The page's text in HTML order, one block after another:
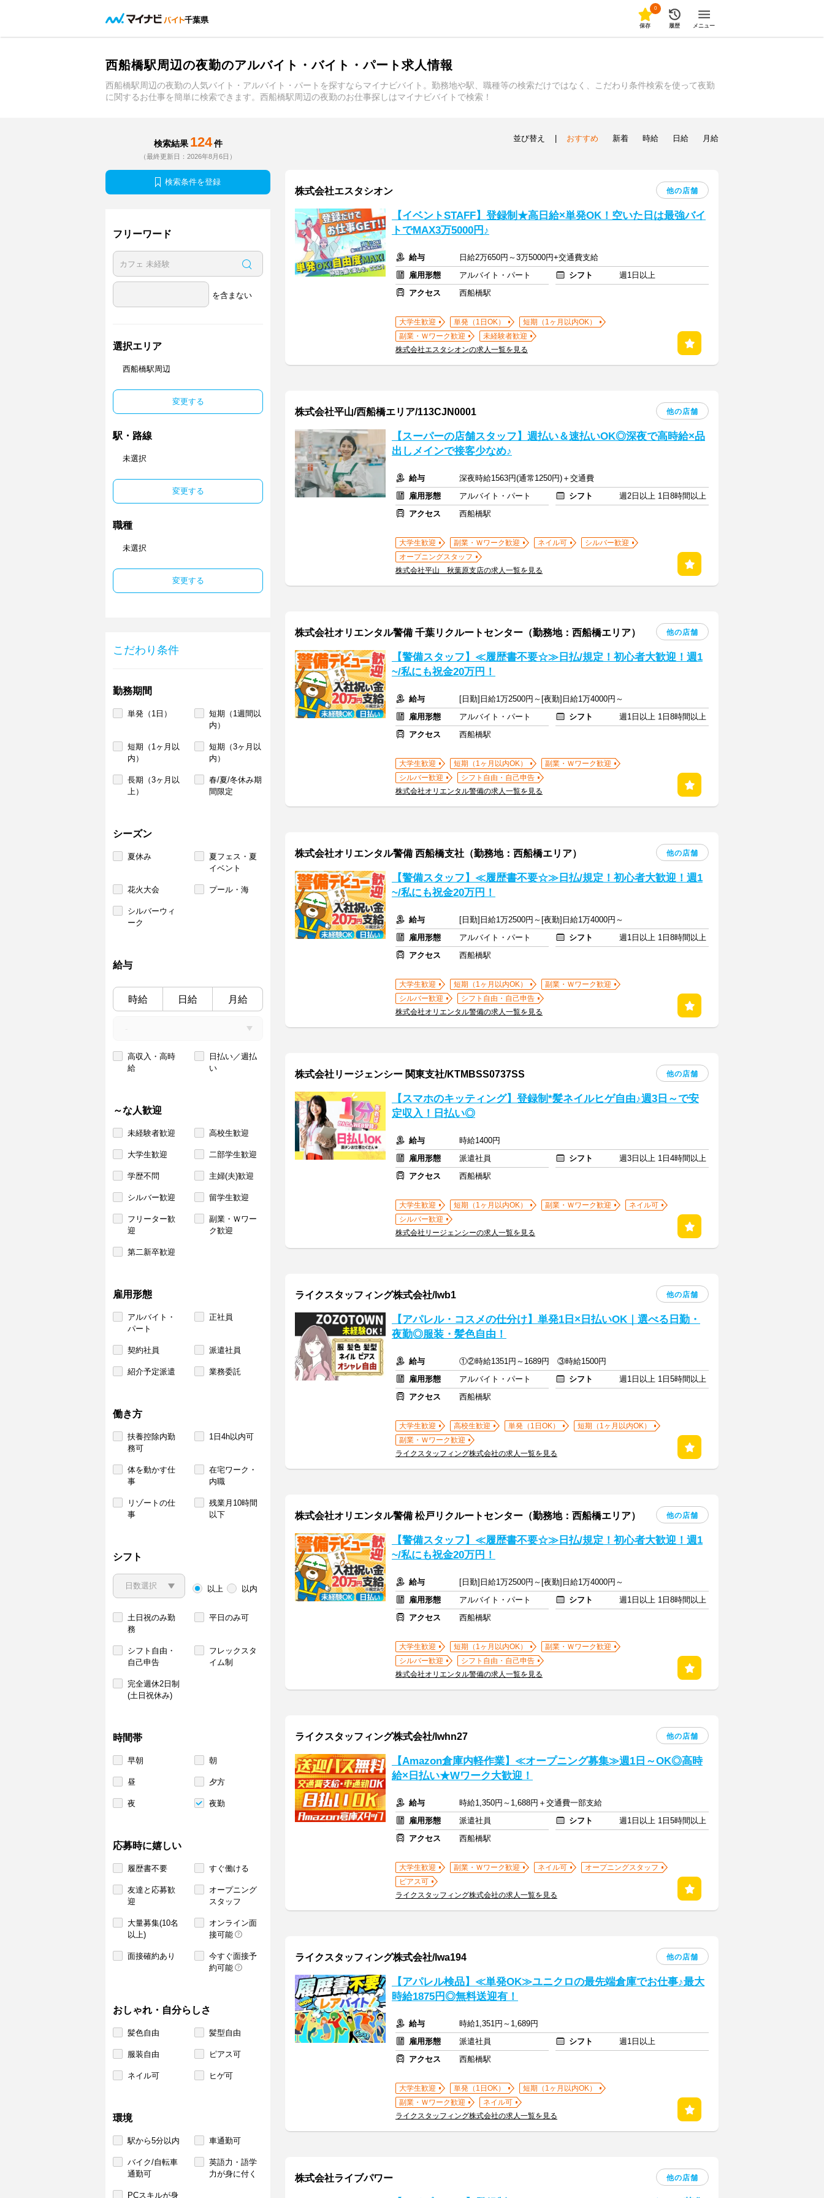
千葉県
0
保存 履歴 メニュー
西船橋駅周辺の夜勤のアルバイト・バイト・パート求人情報
西船橋駅周辺の夜勤の人気バイト・アルバイト・パートを探すならマイナビバイト。勤務地や駅、職種等の検索だけではなく、こだわり条件検索を使って夜勤
に関するお仕事を簡単に検索できます。西船橋駅周辺の夜勤のお仕事探しはマイナビバイトで検索！
検索結果 124 件
（最終更新日：2026年8月6日）
検索条件を登録
フリーワード
を含まない
選択エリア
西船橋駅周辺
変更する
駅・路線
未選択
変更する
職種
未選択
変更する
こだわり条件
勤務期間
単発（1日）
短期（1週間以
内）
短期（1ヶ月以
内）
短期（3ヶ月以
内）
長期（3ヶ月以
上）
春/夏/冬休み期
間限定
シーズン
夏休み
夏フェス・夏
イベント
花火大会 プール・海
シルバーウィ
ーク
給与
時給 日給 月給
高収入・高時
給
日払い／週払
い
～な人歓迎
未経験者歓迎 高校生歓迎
大学生歓迎 二部学生歓迎
学歴不問 主婦(夫)歓迎
シルバー歓迎 留学生歓迎
フリーター歓
迎
副業・Ｗワー
ク歓迎
第二新卒歓迎
雇用形態
アルバイト・
パート
正社員
契約社員 派遣社員
紹介予定派遣 業務委託
働き方
扶養控除内勤
務可
1日4h以内可
体を動かす仕
事
在宅ワーク・
内職
リゾートの仕
事
残業月10時間
以下
シフト
以上 以内
土日祝のみ勤
務
平日のみ可
シフト自由・
自己申告
フレックスタ
イム制
完全週休2日制
(土日祝休み)
時間帯
早朝 朝
昼 夕方
夜 夜勤
応募時に嬉しい
履歴書不要 すぐ働ける
友達と応募歓
迎
オープニング
スタッフ
大量募集(10名
以上)
オンライン面
接可能
面接確約あり
今すぐ面接予
約可能
おしゃれ・自分らしさ
髪色自由 髪型自由
服装自由 ピアス可
ネイル可 ヒゲ可
環境
駅から5分以内 車通勤可
バイク/自転車
通勤可
英語力・語学
力が身に付く
PCスキルが身
並び替え おすすめ 新着 時給 日給 月給
株式会社エスタシオン 他の店舗
【イベントSTAFF】登録制★高日給×単発OK！空いた日は最強バイ
トでMAX3万5000円♪
給与
日給2万650円～3万5000円+交通費支給
雇用形態
アルバイト・パート シフト
週1日以上
アクセス
西船橋駅
大学生歓迎 単発（1日OK）
短期（1ヶ月以内OK）
副業・Ｗワーク歓迎
未経験者歓迎
株式会社エスタシオンの求人一覧を見る
株式会社平山/西船橋エリア/113CJN0001 他の店舗
【スーパーの店舗スタッフ】週払い＆速払いOK◎深夜で高時給×品
出しメインで接客少なめ♪
給与
深夜時給1563円(通常1250円)＋交通費
雇用形態
アルバイト・パート シフト
週2日以上 1日8時間以上
アクセス
西船橋駅
大学生歓迎 副業・Ｗワーク歓迎 ネイル可
シルバー歓迎
オープニングスタッフ
株式会社平山 秋葉原支店の求人一覧を見る
株式会社オリエンタル警備 千葉リクルートセンター（勤務地：西船橋エリア） 他の店舗
【警備スタッフ】≪履歴書不要☆≫日払/規定！初心者大歓迎！週1
~/私にも祝金20万円！
給与
[日勤]日給1万2500円～[夜勤]日給1万4000円～
雇用形態
アルバイト・パート シフト
週1日以上 1日8時間以上
アクセス
西船橋駅
大学生歓迎 短期（1ヶ月以内OK）
副業・Ｗワーク歓迎
シルバー歓迎
シフト自由・自己申告
株式会社オリエンタル警備の求人一覧を見る
株式会社オリエンタル警備 西船橋支社（勤務地：西船橋エリア） 他の店舗
【警備スタッフ】≪履歴書不要☆≫日払/規定！初心者大歓迎！週1
~/私にも祝金20万円！
給与
[日勤]日給1万2500円～[夜勤]日給1万4000円～
雇用形態
アルバイト・パート シフト
週1日以上 1日8時間以上
アクセス
西船橋駅
大学生歓迎 短期（1ヶ月以内OK）
副業・Ｗワーク歓迎
シルバー歓迎
シフト自由・自己申告
株式会社オリエンタル警備の求人一覧を見る
株式会社リージェンシー 関東支社/KTMBSS0737SS 他の店舗
【スマホのキッティング】登録制*髪ネイルヒゲ自由♪週3日～で安
定収入！日払い◎
給与
時給1400円
雇用形態
派遣社員 シフト
週3日以上 1日4時間以上
アクセス
西船橋駅
大学生歓迎 短期（1ヶ月以内OK） 副業・Ｗワーク歓迎
ネイル可
シルバー歓迎
株式会社リージェンシーの求人一覧を見る
ライクスタッフィング株式会社/lwb1 他の店舗
【アパレル・コスメの仕分け】単発1日×日払いOK｜選べる日勤・
夜勤◎服装・髪色自由！
給与
①②時給1351円～1689円 ③時給1500円
雇用形態
アルバイト・パート シフト
週1日以上 1日5時間以上
アクセス
西船橋駅
大学生歓迎 高校生歓迎 単発（1日OK）
短期（1ヶ月以内OK）
副業・Ｗワーク歓迎
ライクスタッフィング株式会社の求人一覧を見る
株式会社オリエンタル警備 松戸リクルートセンター（勤務地：西船橋エリア） 他の店舗
【警備スタッフ】≪履歴書不要☆≫日払/規定！初心者大歓迎！週1
~/私にも祝金20万円！
給与
[日勤]日給1万2500円～[夜勤]日給1万4000円～
雇用形態
アルバイト・パート シフト
週1日以上 1日8時間以上
アクセス
西船橋駅
大学生歓迎 短期（1ヶ月以内OK）
副業・Ｗワーク歓迎
シルバー歓迎
シフト自由・自己申告
株式会社オリエンタル警備の求人一覧を見る
ライクスタッフィング株式会社/lwhn27 他の店舗
【Amazon倉庫内軽作業】≪オープニング募集≫週1日～OK◎高時
給×日払い★Wワーク大歓迎！
給与
時給1,350円～1,688円＋交通費一部支給
雇用形態
派遣社員 シフト
週1日以上 1日5時間以上
アクセス
西船橋駅
大学生歓迎 副業・Ｗワーク歓迎 ネイル可
オープニングスタッフ
ピアス可
ライクスタッフィング株式会社の求人一覧を見る
ライクスタッフィング株式会社/lwa194 他の店舗
【アパレル検品】≪単発OK≫ユニクロの最先端倉庫でお仕事♪最大
時給1875円◎無料送迎有！
給与
時給1,351円～1,689円
雇用形態
派遣社員 シフト
週1日以上
アクセス
西船橋駅
大学生歓迎 単発（1日OK）
短期（1ヶ月以内OK）
副業・Ｗワーク歓迎
ネイル可
ライクスタッフィング株式会社の求人一覧を見る
株式会社ライブパワー 他の店舗